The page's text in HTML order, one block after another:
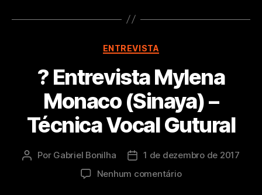
Categorias
ENTREVISTA
? Entrevista Mylena
Monaco (Sinaya) –
Técnica Vocal Gutural
Autor
Por Gabriel Bonilha
Data1 de dezembro de 2017
Nenhum comentárioem